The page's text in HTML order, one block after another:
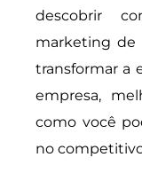
descobrir
marketing de
transformar a
empresa,
como você
no